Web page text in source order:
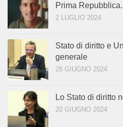
Prima
2 LUGLIO 2024
Stato di diritto e
generale
28 GIUGNO 2024
Lo Stato di diritto
20 GIUGNO 2024